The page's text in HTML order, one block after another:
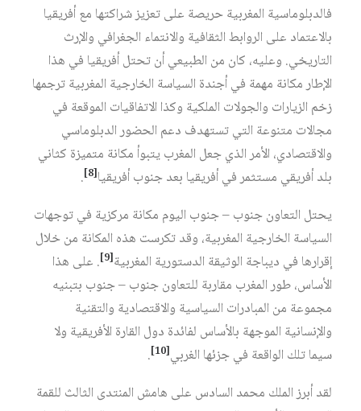
فالدبلوماسية المغربية حريصة على تعزيز شراكتها مع أفريقيا
بالاعتماد على الروابط الثقافية والانتماء الجغرافي والإرث
التاريخي. وعليه، كان من الطبيعي أن تحتل أفريقيا في هذا
الإطار مكانة مهمة في أجندة السياسة الخارجية المغربية ترجمها
زخم الزيارات والجولات الملكية وكذا الاتفاقيات الموقعة في
مجالات متنوعة التي تستهدف دعم الحضور الدبلوماسي
والاقتصادي، الأمر الذي جعل المغرب يتبوأ مكانة متميزة كثاني
بلد أفريقي مستثمر في أفريقيا بعد جنوب أفريقيا[8]
.
يحتل التعاون جنوب – جنوب اليوم مكانة مركزية في توجهات
السياسة الخارجية المغربية، وقد تكرست هذه المكانة من خلال
إقرارها في ديباجة الوثيقة الدستورية المغربية[9] . على هذا
الأساس، طور المغرب مقاربة للتعاون جنوب – جنوب بتبنيه
مجموعة من المبادرات السياسية والاقتصادية والتقنية
والإنسانية الموجهة بالأساس لفائدة دول القارة الأفريقية ولا
سيما تلك الواقعة في جزئها الغربي[10]
.
لقد أبرز الملك محمد السادس على هامش المنتدى الثالث للقمة